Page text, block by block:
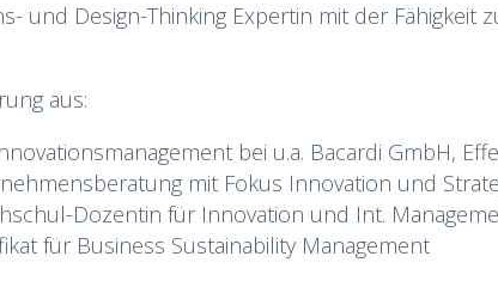
und Design-Thinking Expertin mit der Fähigkeit
aus:
bei u.a. Bacardi GmbH,
mit Fokus Innovation und
Dozentin für Innovation und Int.
für Business Sustainability Management